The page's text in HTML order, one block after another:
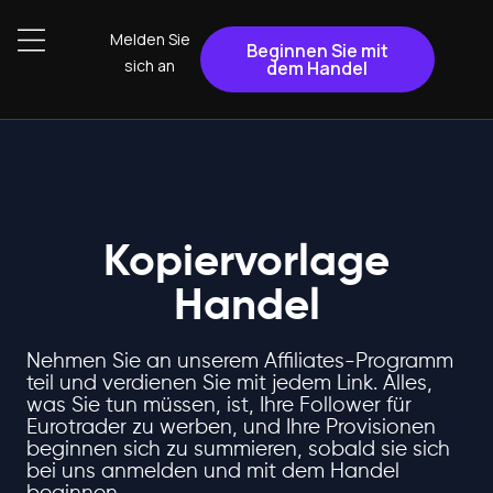
Melden Sie
sich an
Beginnen Sie mit
dem Handel
Kopiervorlage
Handel
Nehmen Sie an unserem Affiliates-Programm
teil und verdienen Sie mit jedem Link. Alles,
was Sie tun müssen, ist, Ihre Follower für
Eurotrader zu werben, und Ihre Provisionen
beginnen sich zu summieren, sobald sie sich
bei uns anmelden und mit dem Handel